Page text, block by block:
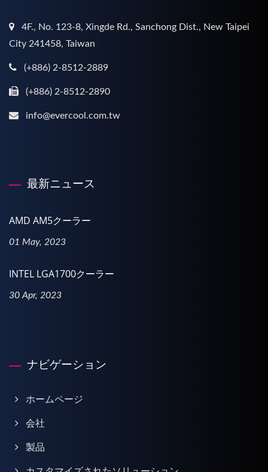
4F., No. 123-8, Xingde Rd., Sanchong Dist., New Taipei
City 241458, Taiwan
(+886) 2-8512-2889
(+886) 2-8512-2890
info@evercool.com.tw
最新ニュース
AMD AM5クーラー
01 May, 2023
INTEL LGA1700クーラー
30 Apr, 2023
ナビゲーション
ホームページ
会社
製品